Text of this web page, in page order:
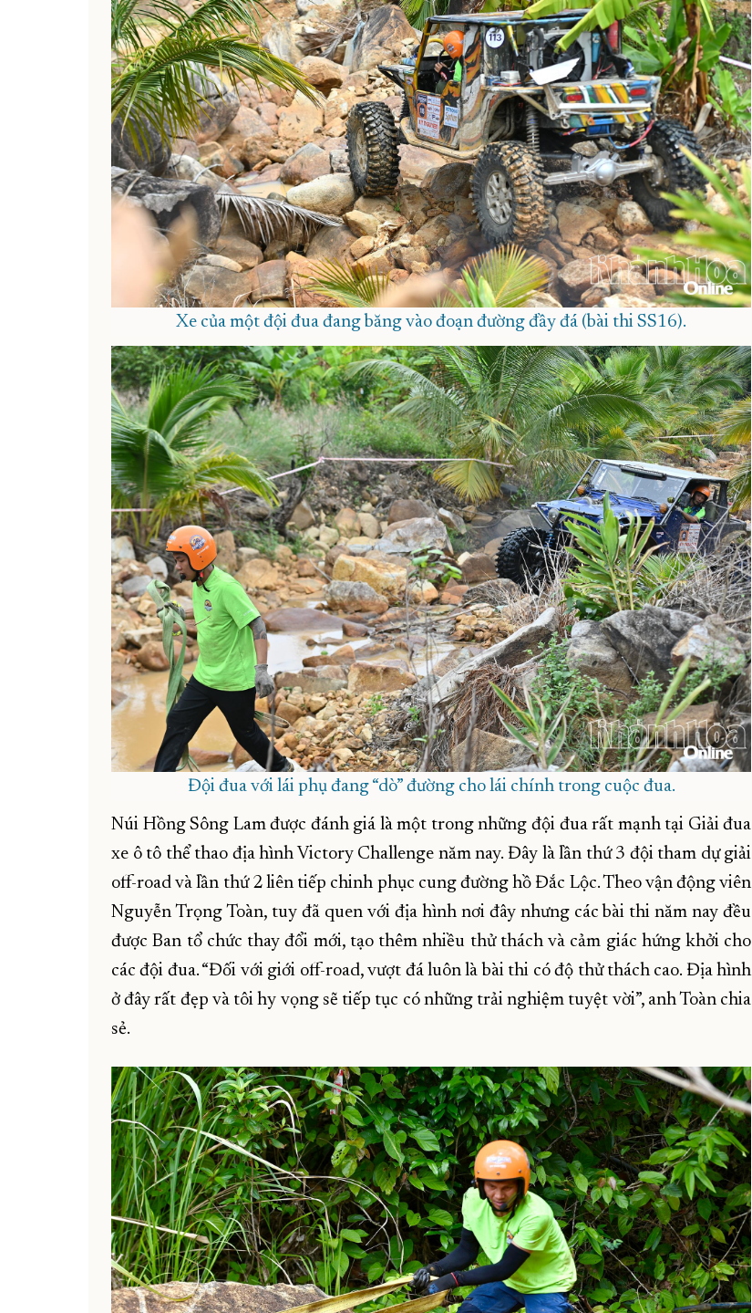
Xe của một đội đua đang băng vào đoạn đường đầy đá (bài thi SS16).
Đội đua với lái phụ đang “dò” đường cho lái chính trong cuộc đua.
Núi Hồng Sông Lam được đánh giá là một trong những đội đua rất mạnh tại Giải đua
xe ô tô thể thao địa hình Victory Challenge năm nay. Đây là lần thứ 3 đội tham dự giải
off-road và lần thứ 2 liên tiếp chinh phục cung đường hồ Đắc Lộc. Theo vận động viên
Nguyễn Trọng Toàn, tuy đã quen với địa hình nơi đây nhưng các bài thi năm nay đều
được Ban tổ chức thay đổi mới, tạo thêm nhiều thử thách và cảm giác hứng khởi cho
các đội đua. “Đối với giới off-road, vượt đá luôn là bài thi có độ thử thách cao. Địa hình
ở đây rất đẹp và tôi hy vọng sẽ tiếp tục có những trải nghiệm tuyệt vời”, anh Toàn chia
sẻ.